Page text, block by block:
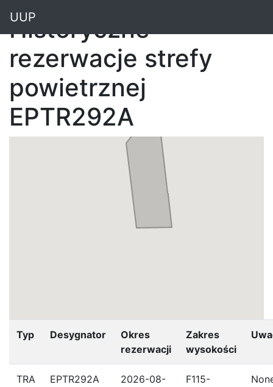
UUP
Historyczne
rezerwacje strefy
powietrznej
EPTR292A
Typ Desygnator
Okres
rezerwacji
Zakres
wysokości
TRA EPTR292A
2026-08-
F115-